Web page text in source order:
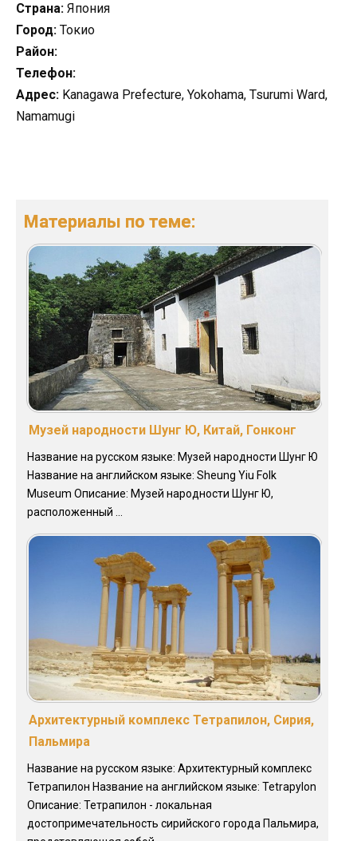
Страна: Япония
Город: Токио
Район:
Телефон:
Адрес: Kanagawa Prefecture, Yokohama, Tsurumi Ward,
Namamugi
Материалы по теме:
Музей народности Шунг Ю, Китай, Гонконг
Название на русском языке: Музей народности Шунг Ю
Название на английском языке: Sheung Yiu Folk
Museum Описание: Музей народности Шунг Ю,
расположенный ...
Архитектурный комплекс Тетрапилон, Сирия,
Пальмира
Название на русском языке: Архитектурный комплекс
Тетрапилон Название на английском языке: Tetrapylon
Описание: Тетрапилон - локальная
достопримечательность сирийского города Пальмира,